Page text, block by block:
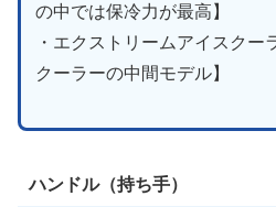
の中では保冷力が最高】
・エクストリームアイスクー
クーラーの中間モデル】
ハンドル（持ち手）